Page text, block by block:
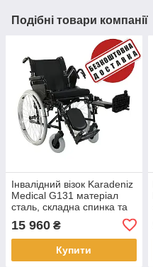
Подібні товари компанії
Інвалідний візок Karadeniz
Medical G131 матеріал
сталь, складна спинка та
швидкознімні осі, до 120 кг
15 960 ₴
Купити